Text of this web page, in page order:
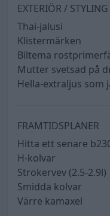
EXTERIÖR / STYLING
Thai-jalusi
Klistermärken
Biltema
Mutter svetsad på
Hella-extraljus som
FRAMTIDSPLANER
Hitta ett senare
H-kolvar
Strokervev (2.5-2.9l)
Smidda kolvar
Värre kamaxel